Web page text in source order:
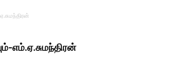
எம்.ஏ.சுமந்திரன்